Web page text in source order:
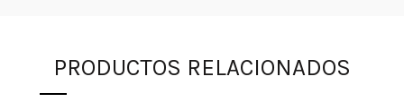
PRODUCTOS RELACIONADOS